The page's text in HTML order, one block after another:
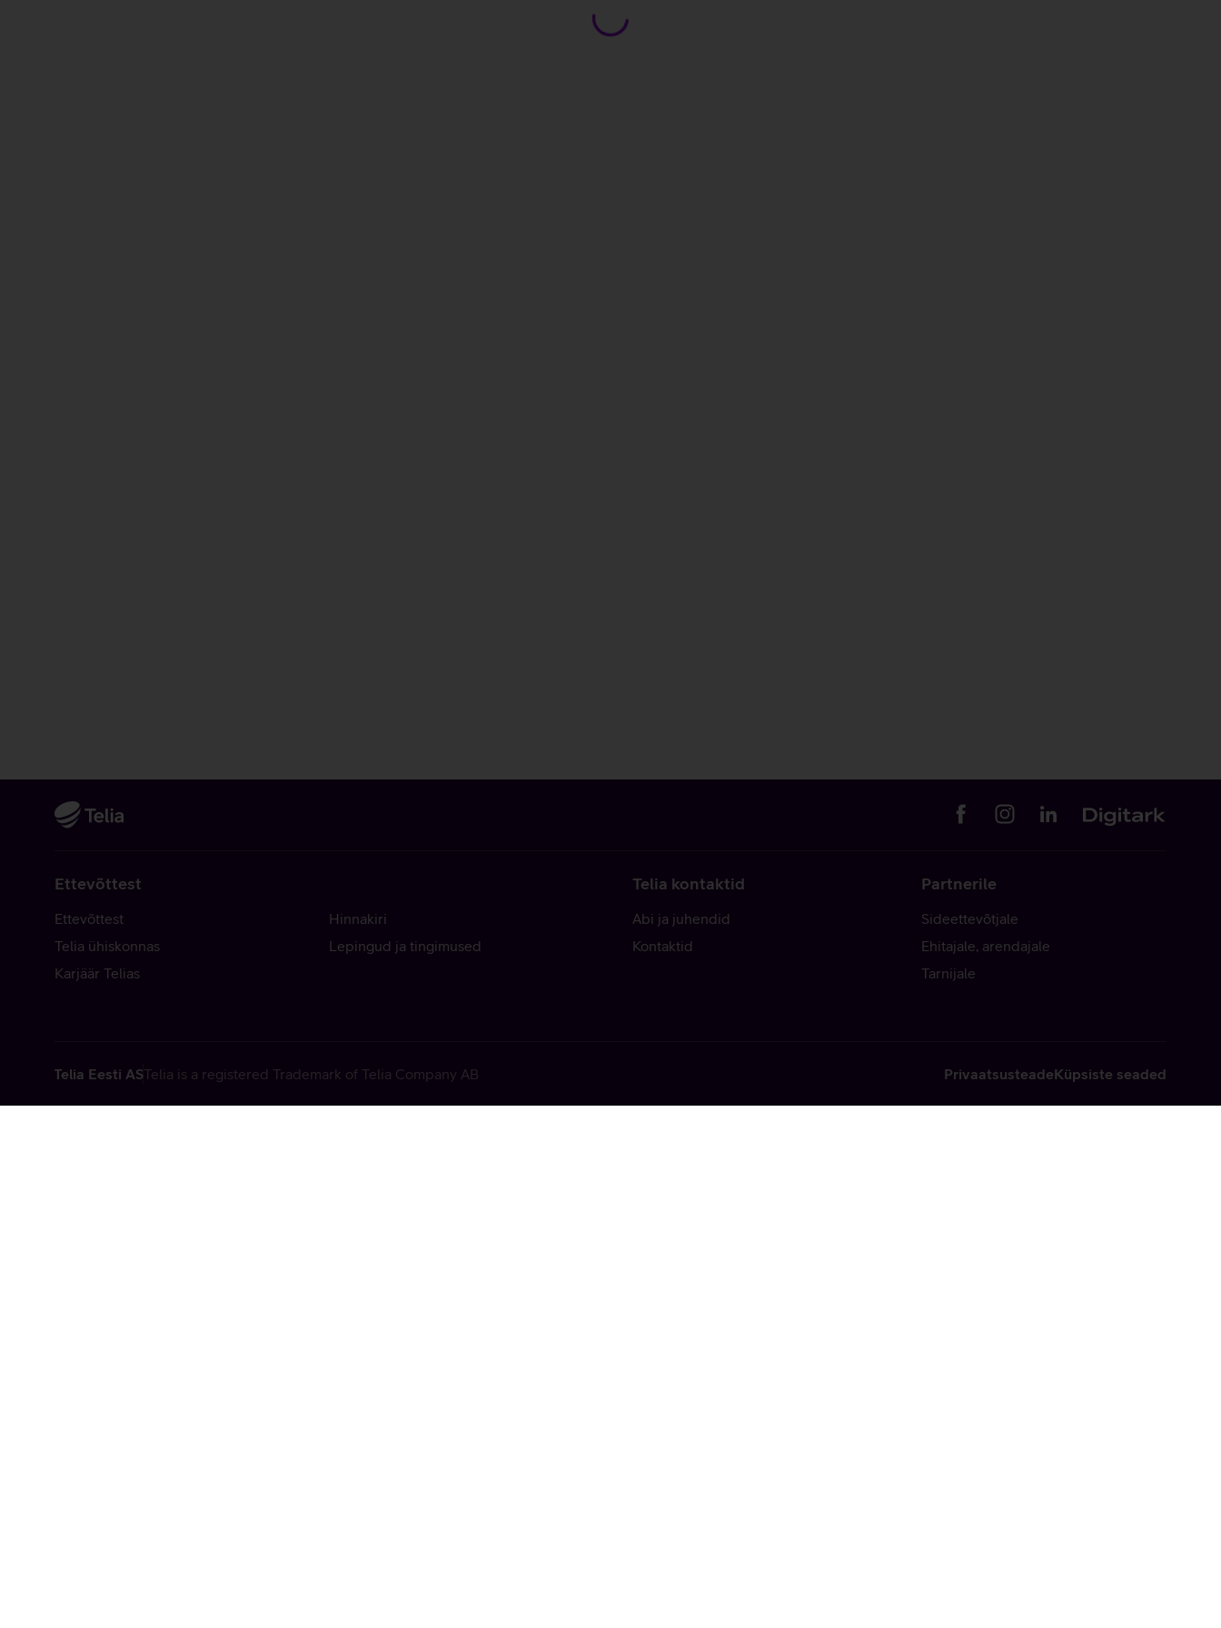
Ettevõttest
Ettevõttest
Telia ühiskonnas
Karjäär Telias
Hinnakiri
Lepingud ja tingimused
Telia kontaktid
Abi ja juhendid
Kontaktid
Partnerile
Sideettevõtjale
Ehitajale, arendajale
Tarnijale
Telia Eesti ASTelia is a registered Trademark of Telia Company AB PrivaatsusteadeKüpsiste seaded